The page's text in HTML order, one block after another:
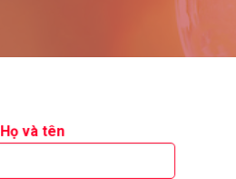
Họ và tên